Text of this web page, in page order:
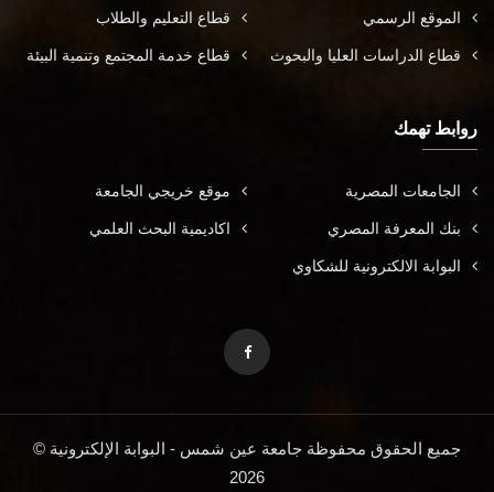
الموقع الرسمي قطاع التعليم والطلاب
قطاع الدراسات العليا والبحوث قطاع خدمة المجتمع وتنمية البيئة
روابط تهمك
الجامعات المصرية موقع خريجي الجامعة
بنك المعرفة المصري اكاديمية البحث العلمي
البوابة الالكترونية للشكاوي
جميع الحقوق محفوظة جامعة عين شمس - البوابة الإلكترونية ©
2026